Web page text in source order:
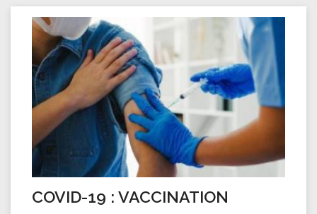
Vous êtes ici
COVID-19 : VACCINATION